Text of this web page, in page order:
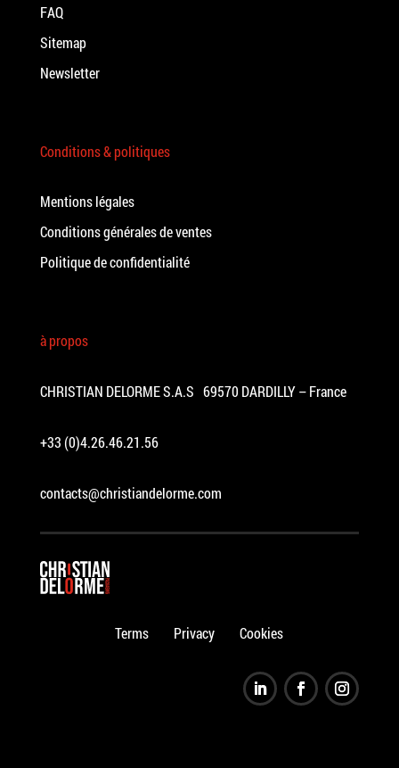
FAQ
Sitemap
Newsletter
Conditions & politiques
Mentions légales
Conditions générales de ventes
Politique de confidentialité
à propos
CHRISTIAN DELORME S.A.S 69570 DARDILLY – France
+33 (0)4.26.46.21.56
contacts@christiandelorme.com
Terms Privacy Cookies